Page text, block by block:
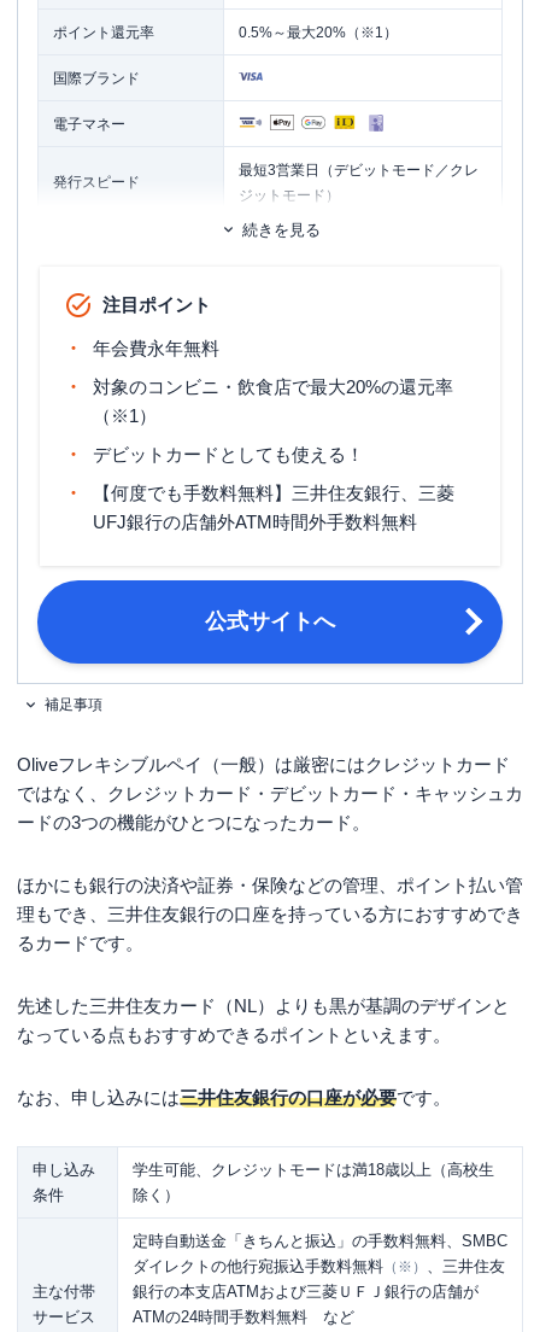
ポイント還元率 0.5%～最大20%（※1）
国際ブランド
電子マネー
発行スピード
最短3営業日（デビットモード／クレ
ジットモード）
ETCカード
ETCカード発行手数料
2年目以降: 550円（税込）
ETCカード発行期間
旅行傷害保険 海外旅行傷害保険
翌月26日
日本国内在住の個人の方（クレジット
続きを見る
注目ポイント
年会費永年無料
対象のコンビニ・飲食店で最大20%の還元率
（※1）
デビットカードとしても使える！
【何度でも手数料無料】三井住友銀行、三菱
UFJ銀行の店舗外ATM時間外手数料無料
公式サイトへ
補足事項
Oliveフレキシブルペイ（一般）は厳密にはクレジットカード
ではなく、クレジットカード・デビットカード・キャッシュカ
ードの3つの機能がひとつになったカード。
ほかにも銀行の決済や証券・保険などの管理、ポイント払い管
理もでき、三井住友銀行の口座を持っている方におすすめでき
るカードです。
先述した三井住友カード（NL）よりも黒が基調のデザインと
なっている点もおすすめできるポイントといえます。
なお、申し込みには三井住友銀行の口座が必要です。
申し込み
条件
学生可能、クレジットモードは満18歳以上（高校生
除く）
主な付帯
サービス
定時自動送金「きちんと振込」の手数料無料、SMBC
ダイレクトの他行宛振込手数料無料 （※）
、三井住友
銀行の本支店ATMおよび三菱ＵＦＪ銀行の店舗が
ATMの24時間手数料無料 など